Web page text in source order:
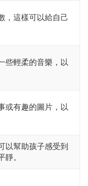
，這樣可以給自己
些輕柔的音樂，以
或有趣的圖片，以
以幫助孩子感受到
靜。